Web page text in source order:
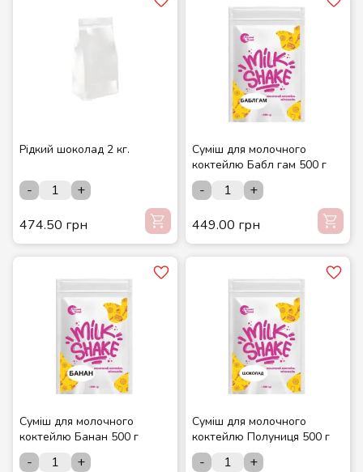
Рідкий шоколад 2 кг.
-
+
474.50 грн
Суміш для молочного
коктейлю Бабл гам 500 г
-
+
449.00 грн
Суміш для молочного
коктейлю Банан 500 г
-
+
Суміш для молочного
коктейлю Полуниця 500 г
-
+